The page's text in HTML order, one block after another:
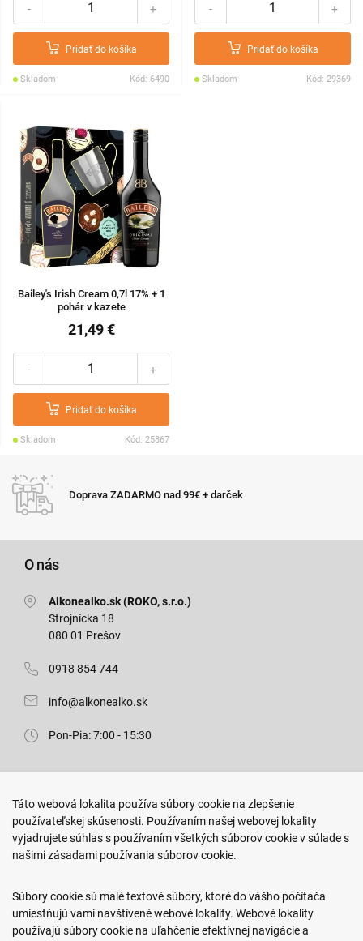
- +
Pridať do košíka
Skladom Kód: 6490
- +
Pridať do košíka
Skladom Kód: 29369
Bailey's Irish Cream 0,7l 17% + 1
pohár v kazete
21,49 €
- +
Pridať do košíka
Skladom Kód: 25867
11:00
O nás
Alkonealko.sk (ROKO, s.r.o.)
Strojnícka 18
080 01 Prešov
0918 854 744
info@alkonealko.sk
Pon-Pia: 7:00 - 15:30
Arm. gen. Svobodu 23/A
080 01 Prešov
0917 466 578
sekcovpredajna@doroka.sk
Pon-Ned: 9:00 - 20:00
Táto webová lokalita používa súbory cookie na zlepšenie
používateľskej skúsenosti. Používaním našej webovej lokality
vyjadrujete súhlas s používaním všetkých súborov cookie v súlade s
našimi zásadami používania súborov cookie.
Súbory cookie sú malé textové súbory, ktoré do vášho počítača
umiestňujú vami navštívené webové lokality. Webové lokality
používajú súbory cookie na uľahčenie efektívnej navigácie a